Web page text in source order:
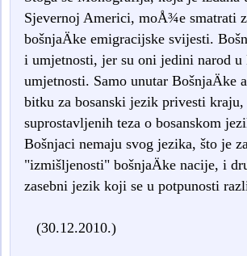
Sjevernoj Americi, moÅ¾e smatrati
bošnjaÄke emigracijske svijesti.
i umjetnosti, jer su oni jedini narod u
umjetnosti. Samo unutar
bitku za bosanski jezik privesti kraju,
suprostavljenih teza o bosanskom
Bošnjaci nemaju svog jezika, što je
"izmišljenosti" bošnjaÄke nacije, i
zasebni jezik koji se u potpunosti
(30.12.2010.)